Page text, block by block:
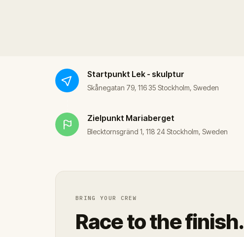
Startpunkt Lek - skulptur
Skånegatan 79, 116 35 Stockholm, Sweden
Zielpunkt Mariaberget
Blecktornsgränd 1, 118 24 Stockholm, Sweden
BRING YOUR CREW
Race to the finish.